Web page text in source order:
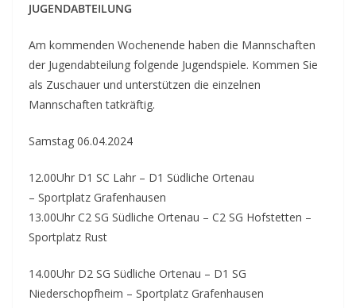
JUGENDABTEILUNG
Am kommenden Wochenende haben die Mannschaften
der Jugendabteilung folgende Jugendspiele. Kommen Sie
als Zuschauer und unterstützen die einzelnen
Mannschaften tatkräftig.
Samstag 06.04.2024
12.00Uhr D1 SC Lahr – D1 Südliche Ortenau
– Sportplatz Grafenhausen
13.00Uhr C2 SG Südliche Ortenau – C2 SG Hofstetten –
Sportplatz Rust
14.00Uhr D2 SG Südliche Ortenau – D1 SG
Niederschopfheim – Sportplatz Grafenhausen